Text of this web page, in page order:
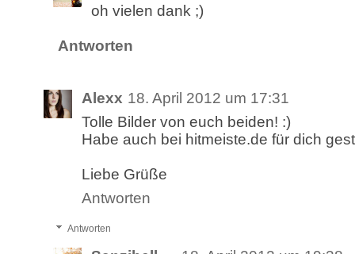
oh vielen dank ;)
Antworten
Alexx 18. April 2012 um 17:31
Tolle Bilder von euch beiden! :)
Habe auch bei hitmeiste.de für dich
Liebe Grüße
Antworten
Antworten